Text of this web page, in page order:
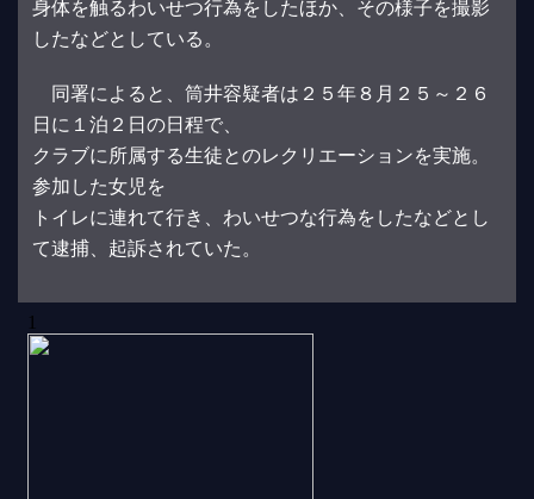
身体を触るわいせつ行為をしたほか、その様子を撮影
したなどとしている。
同署によると、筒井容疑者は２５年８月２５～２６
日に１泊２日の日程で、
クラブに所属する生徒とのレクリエーションを実施。
参加した女児を
トイレに連れて行き、わいせつな行為をしたなどとし
て逮捕、起訴されていた。